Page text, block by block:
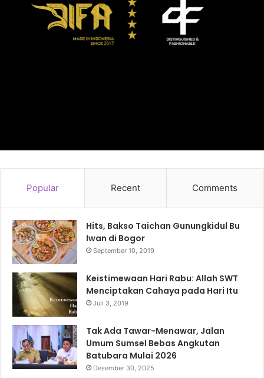
Popular Recent Comments
Hits, Bakso Taichan Gunungkidul Bu
Iwan di Bogor
September 10, 2019
Keistimewaan Hari Rabu: Allah SWT
Menciptakan Cahaya pada Hari Itu
Juli 3, 2019
Tak Ada Tawar-Menawar, Jalan
Umum Sumsel Bebas Angkutan
Batubara Mulai 2026
Desember 30, 2025